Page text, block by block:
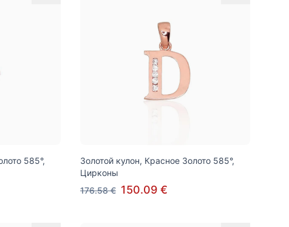
585°,
Золотой кулон, Красное Золото 585°,
Цирконы
176.58 € 150.09 €